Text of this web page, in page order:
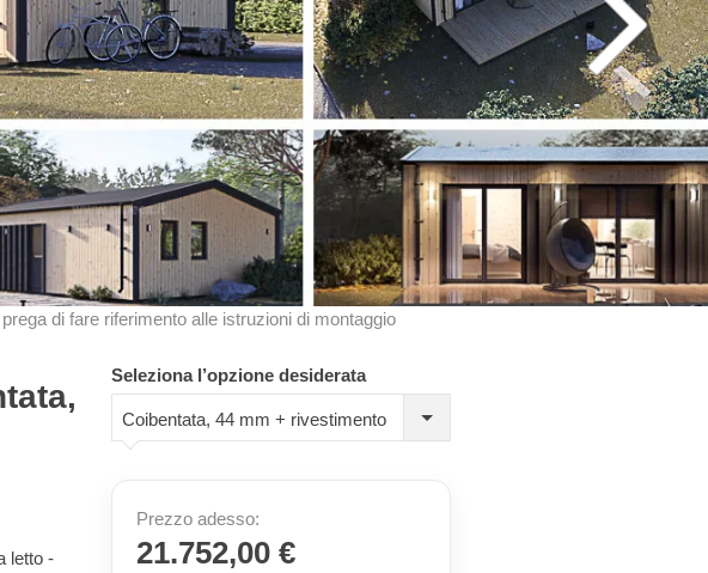
di fare riferimento alle istruzioni di montaggio
letto -
Seleziona l’opzione desiderata
Coibentata, 44 mm + rivestimento
Prezzo adesso:
21.752,00 €